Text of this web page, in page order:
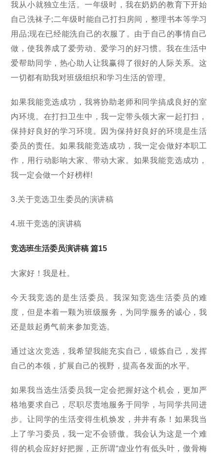
我从小就独立生活。一年级时，我在奶奶的教育下开始
自己洗袜子;二年级时能自己打扫房间，整理书本等学习
用品;现在已经能洗自己的衣服了。由于自己的事情自己
做，使我养成了爱劳动、爱学习的好习惯。我在生活中
爱帮助同学，热心助人让我赢得了很好的人际关系。这
一切都有助我对班级组织和学习生活的管理。
如果我能竞选成功，我将协助老师和同学搞成良好的室
内环境。在打扫卫生中，我一定带头领大家一起打扫，
保持好良好的学习环境。因为保持好良好的环境是生活
委员的责任。如果我能竞选成功，我一定会做好本职工
作，用行动影响大家、带动大家。如果我能竞选成功，
我一定会做一个好榜样!
3.关于竞选卫生委员的演讲稿
4.班干竞选的演讲稿
竞选班生活委员演讲稿 篇15
大家好！我是杜。
今天我竞选的是生活委员。我深知竞选生活委员的难
度，但是本着一颗为班级服务，为同学服务的诚心，我
还是鼓起勇气前来参加竞选。
通过这次竞选，我希望我能充实自己，锻炼自己，发挥
自己的本领，扩展自己的视野，提高各发面的水平。
如果我当选生活委员我一定会把握好这个机会，更加严
格地要求自己，尽职尽责地服务于同学，与同学共同进
步。让同学的生活变得生机焕发，井井有条！如果我当
上了学习委员，我一定不会骄傲。我会认为这是一个难
得的机会应好好把握，正所谓“虚业竹有低头叶，傲骨梅